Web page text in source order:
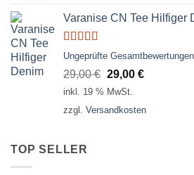
Varanise CN Tee Hilfiger
Bewertet
mit 3.50
von 5
Ungeprüfte Gesamtbewertungen
29,00€ Ursprünglicher
Preis
29,00 €Aktueller
inkl. 19 % MwSt.
zzgl. Versandkosten
TOP SELLER